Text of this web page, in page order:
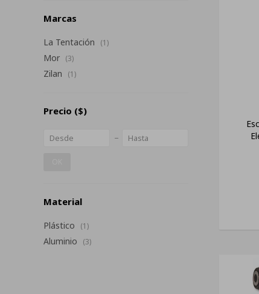
Marcas
La Tentación (1)
Mor (3)
Zilan (1)
Precio ($)
Material
Plástico (1)
Aluminio (3)